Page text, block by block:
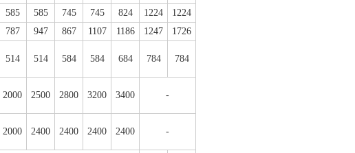
585 585 745 745 824 1224
1224
787 947 867 1107 1186 1247
1726
514 514 584 584 684 784 784
2000 2500 2800 3200 3400 -
2000 2400 2400 2400 2400 -